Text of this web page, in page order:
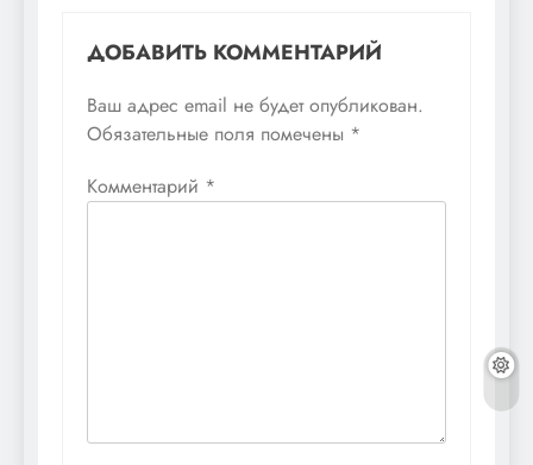
ДОБАВИТЬ КОММЕНТАРИЙ
Ваш адрес email не будет опубликован.
Обязательные поля помечены *
Комментарий *